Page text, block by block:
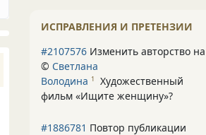
ИСПРАВЛЕНИЯ И ПРЕТЕНЗИИ
#2107576 Изменить авторство на
© Светлана
Володина 1
Художественный
фильм «Ищите женщину»?
#1886781 Повтор публикации